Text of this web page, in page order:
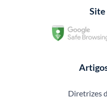
Site
Diretrizes